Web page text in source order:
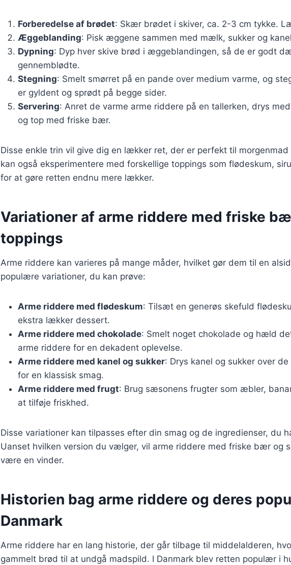
Forberedelse af brødet: Skær brødet i skiver, ca. 2-3 cm tykke.
Æggeblanding: Pisk æggene sammen med mælk, sukker og
Dypning: Dyp hver skive brød i æggeblandingen, så de er godt
gennemblødte.
Stegning: Smelt smørret på en pande over medium varme, og
er gyldent og sprødt på begge sider.
Servering: Anret de varme arme riddere på en tallerken, drys
og top med friske bær.
Disse enkle trin vil give dig en lækker ret, der er perfekt til morgenmad
kan også eksperimentere med forskellige toppings som flødeskum,
for at gøre retten endnu mere lækker.
Variationer af arme riddere med friske
toppings
Arme riddere kan varieres på mange måder, hvilket gør dem til en
populære variationer, du kan prøve:
Arme riddere med flødeskum: Tilsæt en generøs skefuld
ekstra lækker dessert.
Arme riddere med chokolade: Smelt noget chokolade og hæld
arme riddere for en dekadent oplevelse.
Arme riddere med kanel og sukker: Drys kanel og sukker over
for en klassisk smag.
Arme riddere med frugt: Brug sæsonens frugter som æbler,
at tilføje friskhed.
Disse variationer kan tilpasses efter din smag og de ingredienser, du
Uanset hvilken version du vælger, vil arme riddere med friske bær og
være en vinder.
Historien bag arme riddere og deres
Danmark
Arme riddere har en lang historie, der går tilbage til middelalderen,
gammelt brød til at undgå madspild. I Danmark blev retten populær i